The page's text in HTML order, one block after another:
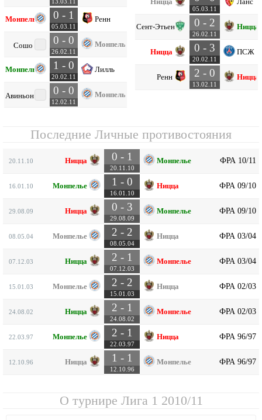
Монпелье 0 - 1
05.03.11
Ренн
Сошо 0 - 0
26.02.11
Монпелье
Монпелье 1 - 0
20.02.11
Лилль
Авиньон 0 - 0
12.02.11
Монпелье
05.03.11
Сент-Этьен 0 - 2
26.02.11
Ницца
Ницца 0 - 3
20.02.11
ПСЖ
Ренн 2 - 0
13.02.11
Ницца
Последние Личные противостояния
20.11.10 Ницца 0 - 1
20.11.10
Монпелье ФРА 10/11
16.01.10 Монпелье 1 - 0
16.01.10
Ницца ФРА 09/10
29.08.09 Ницца 0 - 3
29.08.09
Монпелье ФРА 09/10
08.05.04 Монпелье 2 - 2
08.05.04
Ницца ФРА 03/04
07.12.03 Ницца 2 - 1
07.12.03
Монпелье ФРА 03/04
15.01.03 Монпелье 2 - 2
15.01.03
Ницца ФРА 02/03
24.08.02 Ницца 2 - 1
24.08.02
Монпелье ФРА 02/03
22.03.97 Монпелье 2 - 1
22.03.97
Ницца ФРА 96/97
12.10.96 Ницца 1 - 1
12.10.96
Монпелье ФРА 96/97
О турнире Лига 1 2010/11